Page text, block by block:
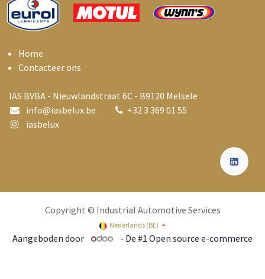
Home
Contacteer ons
IAS BVBA - Nieuwlandstraat 6C - B9120 Melsele
info@iasbelux.be +32 3 369 01 55
iasbelux
Copyright © Industrial Automotive Services
Nederlands (BE)
Aangeboden door - De #1 Open source e-commerce